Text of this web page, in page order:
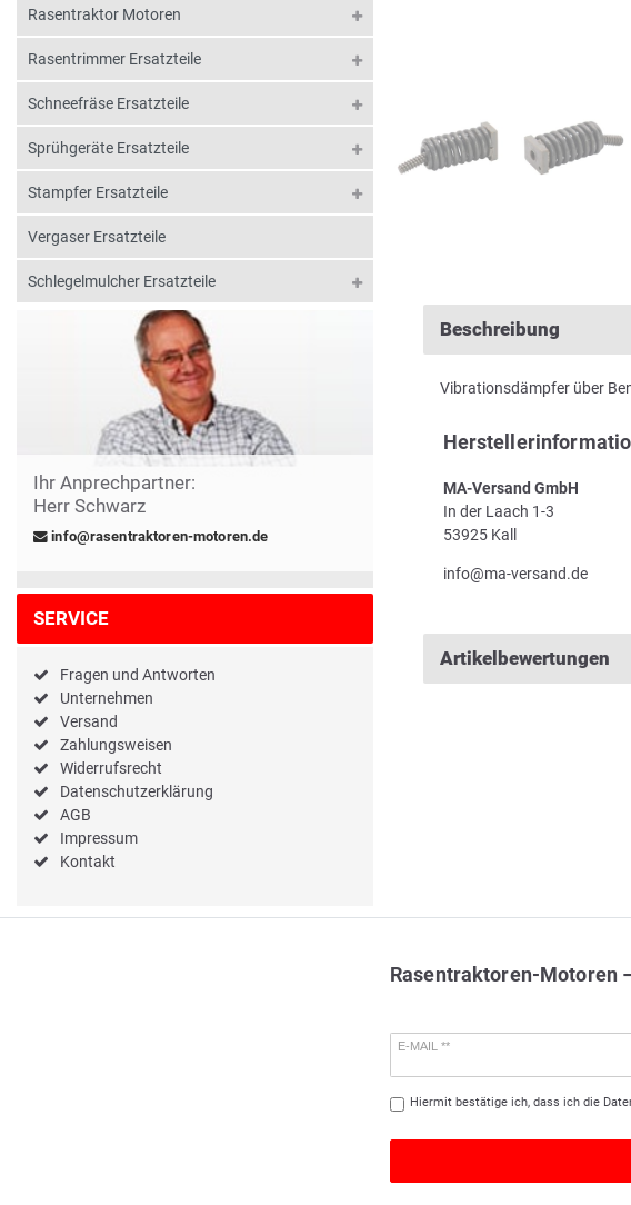
Rasentraktor Motoren
Rasentrimmer Ersatzteile
Schneefräse Ersatzteile
Sprühgeräte Ersatzteile
Stampfer Ersatzteile
Vergaser Ersatzteile
Schlegelmulcher Ersatzteile
Ihr Anprechpartner:
Herr Schwarz
info@rasentraktoren-motoren.de
SERVICE
Fragen und Antworten
Unternehmen
Versand
Zahlungsweisen
Widerrufsrecht
Datenschutzerklärung
AGB
Impressum
Kontakt
Beschreibung
Vibrationsdämpfer über
MA-Versand GmbH
In der Laach 1-3
53925 Kall
info@ma-versand.de
Artikelbewertungen
Rasentraktoren-Motoren
E-MAIL **
Hiermit bestätige ich, dass ich die